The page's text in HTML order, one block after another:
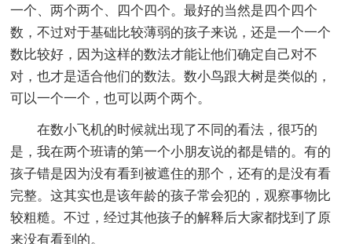
一个、两个两个、四个四个。最好的当然是四个四个
数，不过对于基础比较薄弱的孩子来说，还是一个一个
数比较好，因为这样的数法才能让他们确定自己对不
对，也才是适合他们的数法。数小鸟跟大树是类似的，
可以一个一个，也可以两个两个。
在数小飞机的时候就出现了不同的看法，很巧的
是，我在两个班请的第一个小朋友说的都是错的。有的
孩子错是因为没有看到被遮住的那个，还有的是没有看
完整。这其实也是该年龄的孩子常会犯的，观察事物比
较粗糙。不过，经过其他孩子的解释后大家都找到了原
来没有看到的。